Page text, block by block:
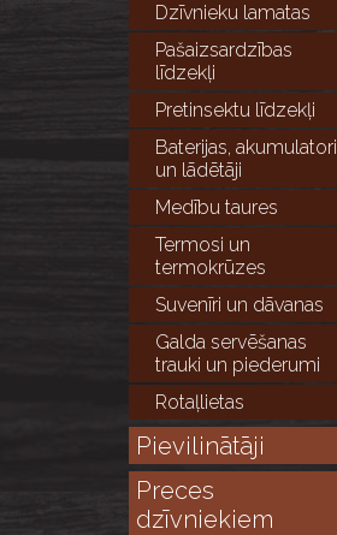
Dzīvnieku lamatas
Pašaizsardzības
līdzekļi
Pretinsektu līdzekļi
Baterijas, akumulatori
un lādētāji
Medību taures
Termosi un
termokrūzes
Suvenīri un dāvanas
Galda servēšanas
trauki un piederumi
Rotaļlietas
Pievilinātāji
Preces
dzīvniekiem